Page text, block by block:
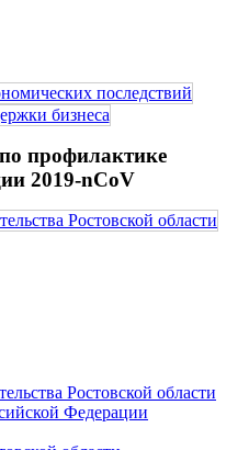
профилактике
2019-nCoV